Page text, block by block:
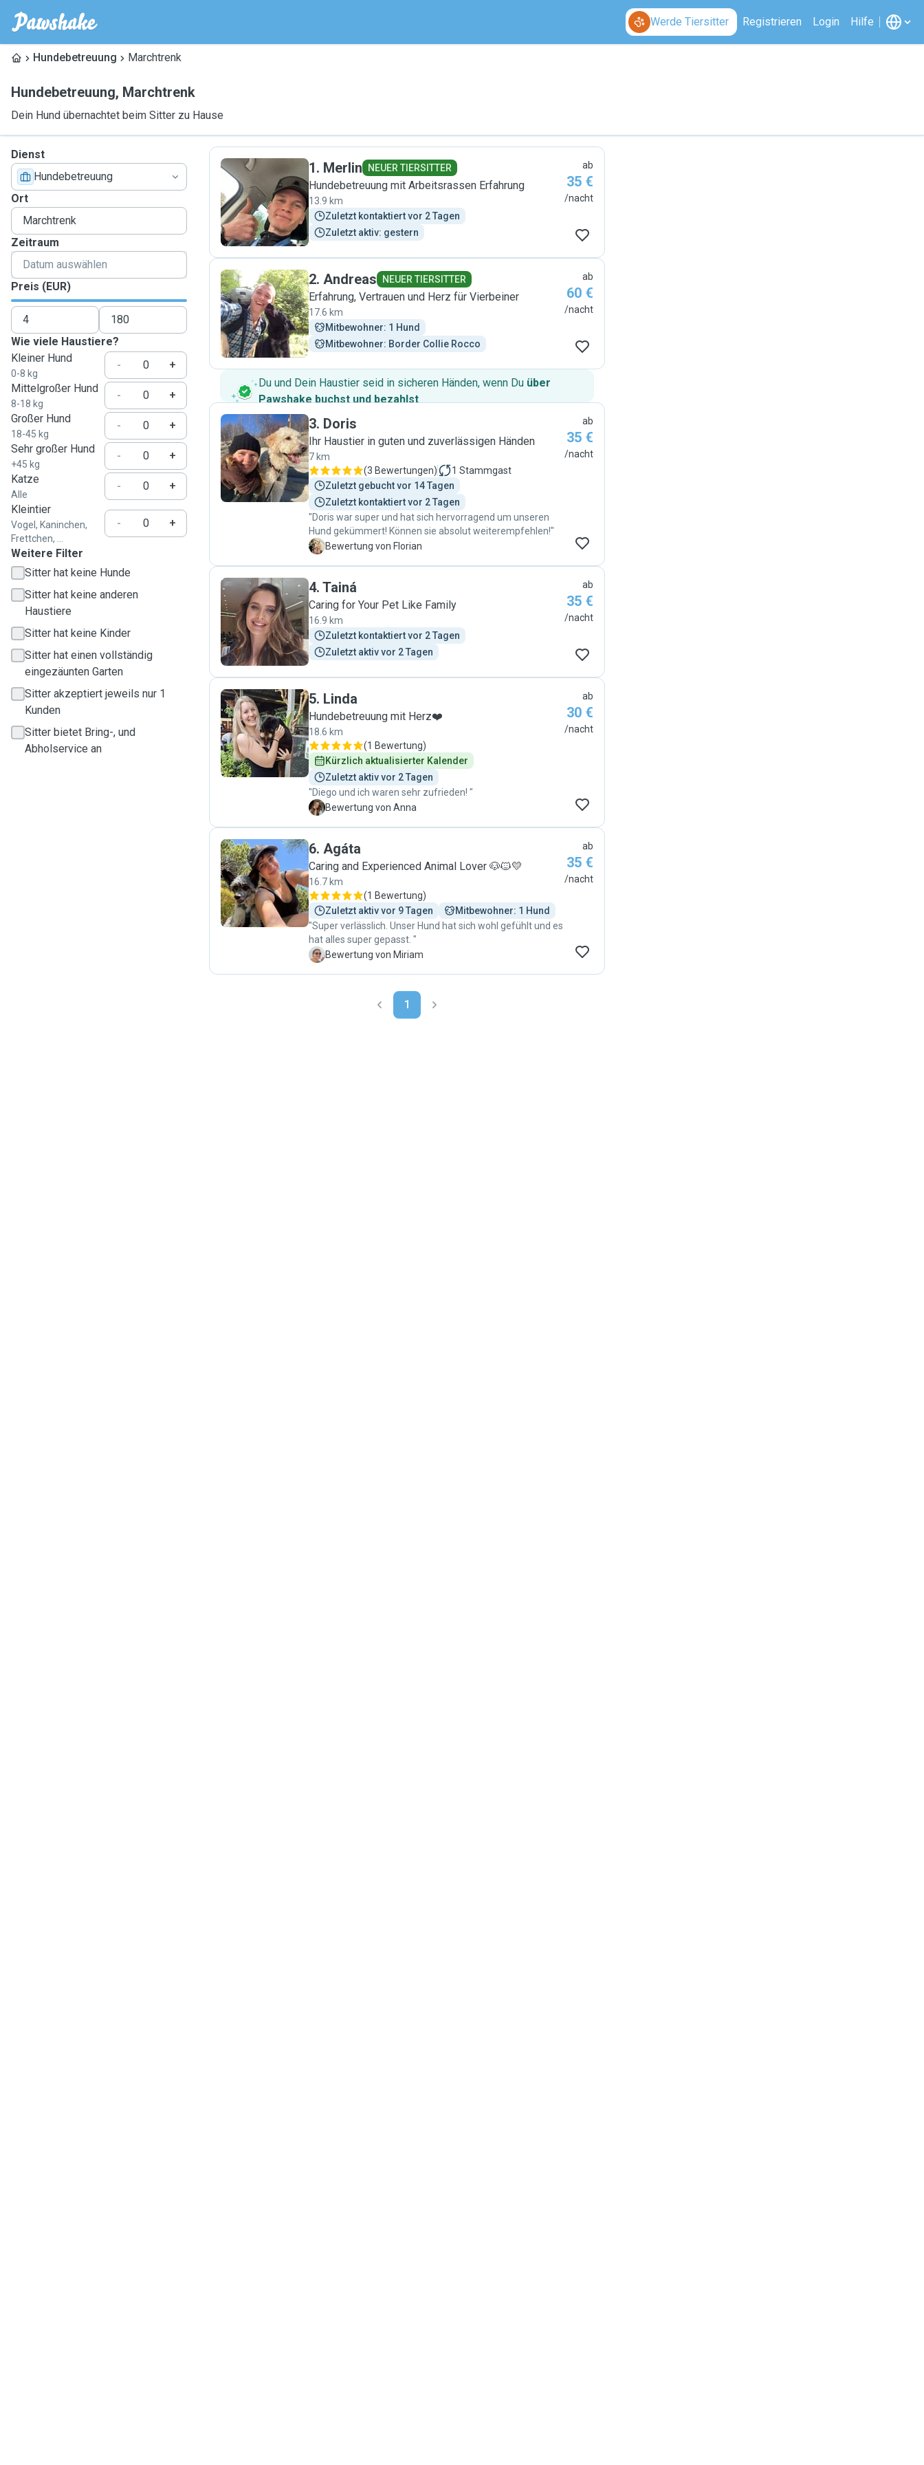
Werde Tiersitter Registrieren Login Hilfe
Hundebetreuung Marchtrenk
Hundebetreuung, Marchtrenk
Dein Hund übernachtet beim Sitter zu Hause
Dienst
Hundebetreuung
Ort
Zeitraum
Preis (EUR)
Wie viele Haustiere?
Kleiner Hund
0-8 kg
-
+
Mittelgroßer Hund
8-18 kg
-
+
Großer Hund
18-45 kg
-
+
Sehr großer Hund
+45 kg
-
+
Katze
Alle
-
+
Kleintier
Vogel, Kaninchen,
Frettchen, ...
- +
Weitere Filter
Sitter hat keine Hunde
Sitter hat keine anderen
Haustiere
Sitter hat keine Kinder
Sitter hat einen vollständig
eingezäunten Garten
Sitter akzeptiert jeweils nur 1
Kunden
Sitter bietet Bring-, und
Abholservice an
M
1. Merlin NEUER TIERSITTER
Hundebetreuung mit Arbeitsrassen Erfahrung
13.9 km
Zuletzt kontaktiert vor 2 Tagen
Zuletzt aktiv: gestern
ab
35 €
/nacht
A
2. Andreas NEUER TIERSITTER
Erfahrung, Vertrauen und Herz für Vierbeiner
17.6 km
Mitbewohner: 1 Hund
Mitbewohner: Border Collie Rocco
ab
60 €
/nacht
Du und Dein Haustier seid in sicheren Händen, wenn Du über
Pawshake buchst und bezahlst.
D
3. Doris
Ihr Haustier in guten und zuverlässigen Händen
7 km
(3 Bewertungen) 1 Stammgast
Zuletzt gebucht vor 14 Tagen
Zuletzt kontaktiert vor 2 Tagen
"Doris war super und hat sich hervorragend um unseren
Hund gekümmert! Können sie absolut weiterempfehlen!"
F
Bewertung von Florian
ab
35 €
/nacht
T
4. Tainá
Caring for Your Pet Like Family
16.9 km
Zuletzt kontaktiert vor 2 Tagen
Zuletzt aktiv vor 2 Tagen
ab
35 €
/nacht
L
5. Linda
Hundebetreuung mit Herz❤️
18.6 km
(1 Bewertung)
Kürzlich aktualisierter Kalender
Zuletzt aktiv vor 2 Tagen
"Diego und ich waren sehr zufrieden! "
A Bewertung von Anna
ab
30 €
/nacht
A
6. Agáta
Caring and Experienced Animal Lover 🐶🐱💛
16.7 km
(1 Bewertung)
Zuletzt aktiv vor 9 Tagen
Mitbewohner: 1 Hund
"Super verlässlich. Unser Hund hat sich wohl gefühlt und es
hat alles super gepasst. "
M Bewertung von Miriam
ab
35 €
/nacht
1